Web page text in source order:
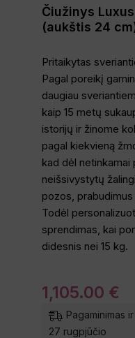
Čiužinys
(aukštis 24
Pritaikytas
Pagal poreikį
daugiau
kaip 15 metų
istorijų ir žinome
pagal kiekvieną
kad dėl netinkamai
neišsivystytų
pozos,
Todėl
sprendimas, kai
didesnis nei 15 kg.
1,105.00 €
Pagaminimas
27 rugpjūčio